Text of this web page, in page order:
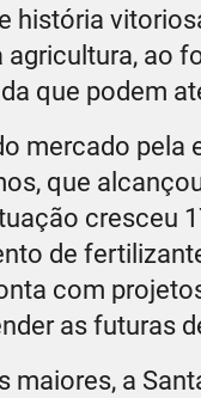
história
ao
que podem
mercado
que
cresceu
de
com
as futuras
maiores, a